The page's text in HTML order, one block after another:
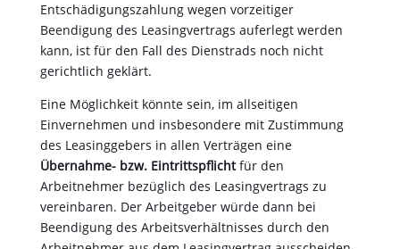
Entschädigungszahlung wegen vorzeitiger
Beendigung des Leasingvertrags auferlegt werden
kann, ist für den Fall des Dienstrads noch nicht
gerichtlich geklärt.
Eine Möglichkeit könnte sein, im allseitigen
Einvernehmen und insbesondere mit Zustimmung
des Leasinggebers in allen Verträgen eine
Übernahme- bzw. Eintrittspflichtfür den
Arbeitnehmer bezüglich des Leasingvertrags zu
vereinbaren. Der Arbeitgeber würde dann bei
Beendigung des Arbeitsverhältnisses durch den